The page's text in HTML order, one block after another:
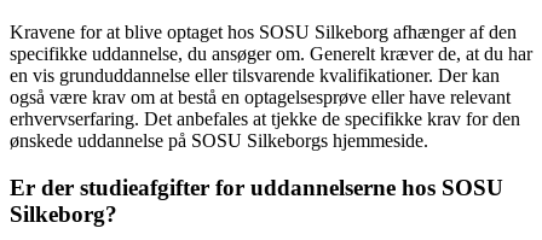
Kravene for at blive optaget hos SOSU Silkeborg afhænger af den
specifikke uddannelse, du ansøger om. Generelt kræver de, at du har
en vis grunduddannelse eller tilsvarende kvalifikationer. Der kan
også være krav om at bestå en optagelsesprøve eller have relevant
erhvervserfaring. Det anbefales at tjekke de specifikke krav for den
ønskede uddannelse på SOSU Silkeborgs hjemmeside.
Er der studieafgifter for uddannelserne hos SOSU
Silkeborg?